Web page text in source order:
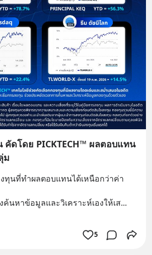
คัดโดย PICKTECH™ ผลตอบแทน
ม
ทุนที่ทำผลตอบแทนได้เหนือกว่าค่า
นหาข้อมูลและวิเคราะห์เองให้เส...
5